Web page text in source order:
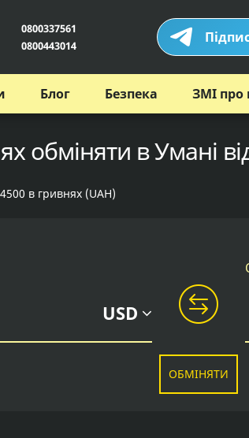
0800337561
0800443014
Блог Безпека ЗМІ про
обміняти в Умані
в гривнях (UAH)
USD
ОБМІНЯТИ